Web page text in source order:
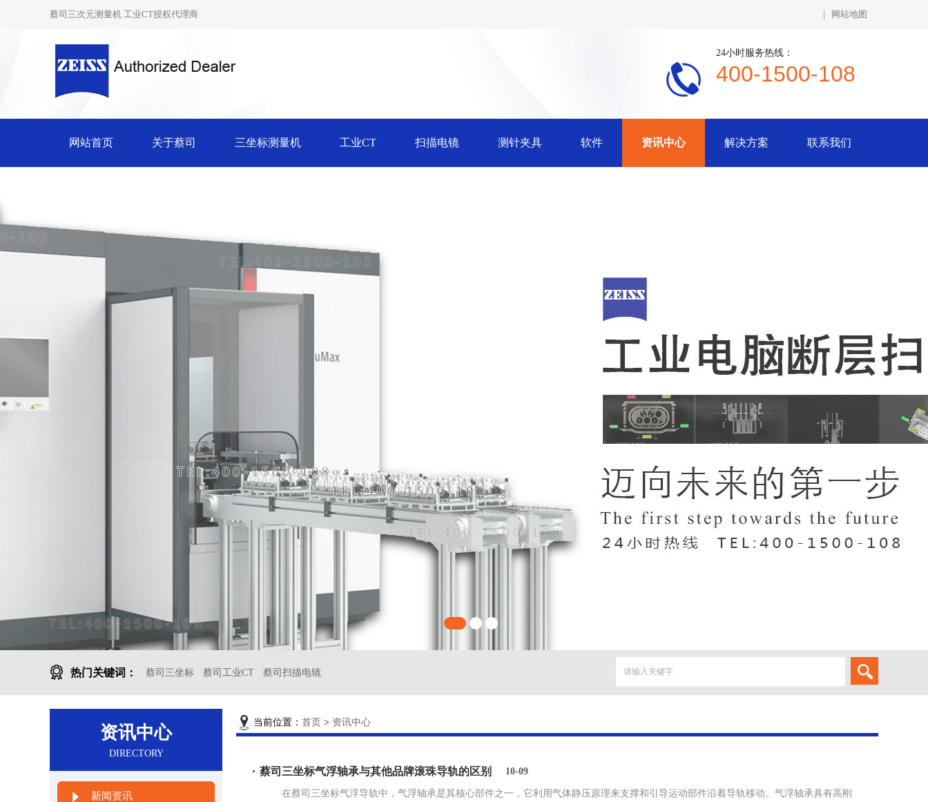
蔡司三次元测量机 工业CT授权代理商 网站地图
24小时服务热线：
400-1500-108
网站首页 关于蔡司 三坐标测量机 工业CT 扫描电镜 测针夹具 软件 资讯中心 解决方案 联系我们
热门关键词： 蔡司三坐标 蔡司工业CT 蔡司扫描电镜
资讯中心
DIRECTORY
新闻资讯
当前位置： 首页 > 资讯中心
蔡司三坐标气浮轴承与其他品牌滚珠导轨的区别 10-09
在蔡司三坐标气浮导轨中，气浮轴承是其核心部件之一，它利用气体静压原理来支撑和引导运动部件沿着导轨移动。气浮轴承具有高刚